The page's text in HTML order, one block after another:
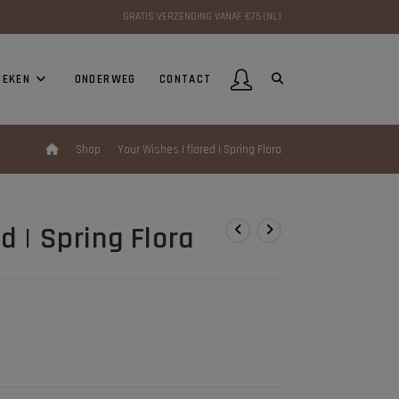
GRATIS VERZENDING VANAF €75 (NL)
ONDERWEG CONTACT
Shop Your Wishes | flared | Spring Flora
| Spring Flora